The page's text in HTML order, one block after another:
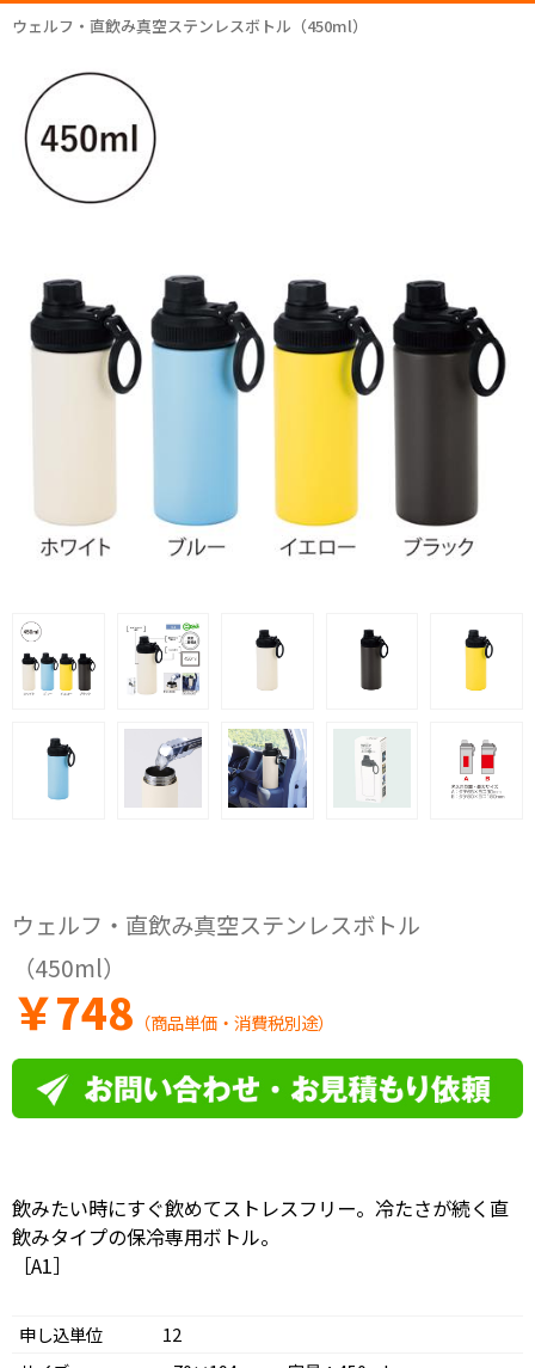
ウェルフ・直飲み真空ステンレスボトル（450ml）
ウェルフ・直飲み真空ステンレスボトル
（450ml）
￥748 （商品単価・消費税別途）
飲みたい時にすぐ飲めてストレスフリー。冷たさが続く直
飲みタイプの保冷専用ボトル。
［A1］
申し込単位
12